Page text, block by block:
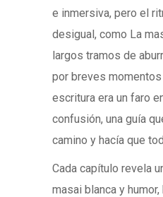
e inmersiva, pero el
desigual, como La
largos tramos de
por breves
escritura era un faro
confusión, una guía
camino y hacía que
Cada capítulo revela
masai blanca y